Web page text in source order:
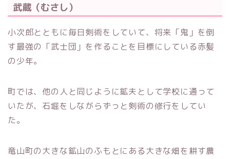
武蔵（むさし）
小次郎とともに毎日剣術をしていて、将来「鬼」を倒
す最強の「武士団」を作ることを目標にしている赤髪
の少年。
町では、他の人と同じように鉱夫として学校に通って
いたが、石堀をしながらずっと剣術の修行をしてい
た。
竜山町の大きな鉱山のふもとにある大きな畑を耕す農